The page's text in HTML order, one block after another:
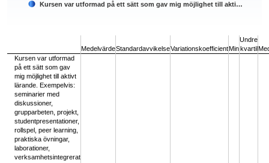
Kursen var utformad på ett sätt som gav mig möjlighet till akti…
MedelvärdeStandardavvikelseVariationskoefficientMin
Undre
kvartil
Kursen var utformad
på ett sätt som gav
mig möjlighet till aktivt
lärande. Exempelvis:
seminarier med
diskussioner,
grupparbeten, projekt,
studentpresentationer,
rollspel, peer learning,
praktiska övningar,
laborationer,
verksamhetsintegrerat